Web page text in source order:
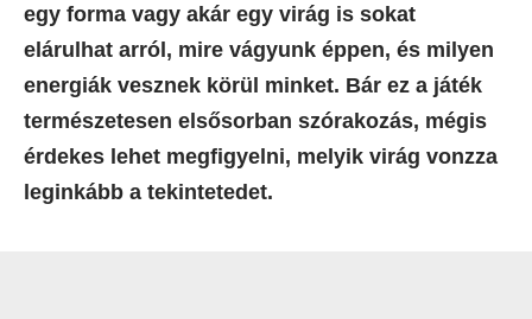
egy forma vagy akár egy virág is sokat
elárulhat arról, mire vágyunk éppen, és milyen
energiák vesznek körül minket. Bár ez a játék
természetesen elsősorban szórakozás, mégis
érdekes lehet megfigyelni, melyik virág vonzza
leginkább a tekintetedet.